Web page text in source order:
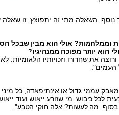
נוסף. השאלה מתי זה יתפוצץ. זו שאלה
וממלחמות? אולי הוא מבין שבכל
הוא יותר מפוכח ממנהיגיו?
את שחרורו וזכויותיו הלאומיות. לא
העמים".
15-10 שנים יש או מאבק עממי גדול או אינתיפאדה, כל מיני
לכל כיבוש. מי שזורע ייאוש ועוד
מה לעשות? אלה חוקי הטבע".